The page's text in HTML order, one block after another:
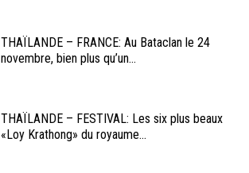
THAÏLANDE – FRANCE: Au Bataclan le 24
novembre, bien plus qu’un...
THAÏLANDE – FESTIVAL: Les six plus beaux
«Loy Krathong» du royaume...